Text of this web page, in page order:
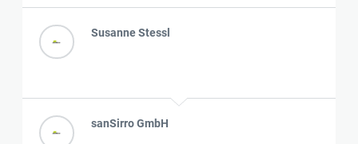
Susanne Stessl
sanSirro GmbH